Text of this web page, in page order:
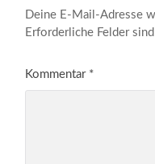
Deine E-Mail-Adresse
Erforderliche Felder
Kommentar *